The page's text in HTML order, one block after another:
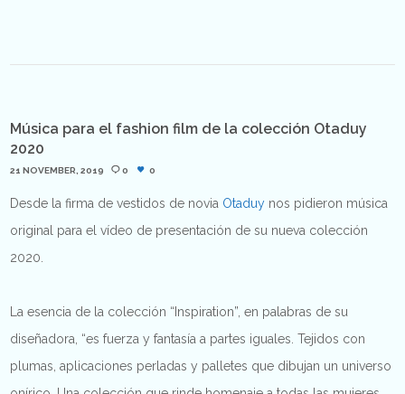
Música para el fashion film de la colección Otaduy
2020
21 NOVEMBER, 2019 0 0
Desde la firma de vestidos de novia Otaduy nos pidieron música
original para el vídeo de presentación de su nueva colección
2020.
La esencia de la colección “Inspiration”, en palabras de su
diseñadora, “es fuerza y fantasía a partes iguales. Tejidos con
plumas, aplicaciones perladas y palletes que dibujan un universo